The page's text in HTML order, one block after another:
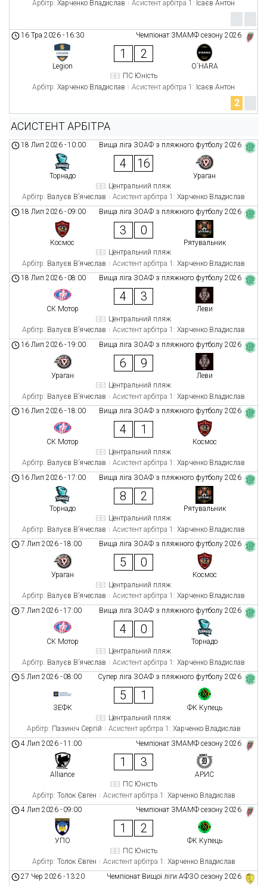
Арбітр: Харченко Владислав Асистент арбітра 1: Ісаєв Антон
Чемпіонат ЗМАМФ сезону 2026
16 Тра 2026 -16:30
Legion
1 2
O`HARA
ПС Юність
Арбітр: Харченко Владислав Асистент арбітра 1: Ісаєв Антон
2
АСИСТЕНТ АРБІТРА
Вища ліга ЗОАФ з пляжного футболу 2026
18 Лип 2026 -10:00
Торнадо
4 16
Ураган
Центральний пляж
Арбітр: Валуєв В’ячеслав Асистент арбітра 1: Харченко Владислав
Вища ліга ЗОАФ з пляжного футболу 2026
18 Лип 2026 - 09:00
Космос
3 0
Рятувальник
Центральний пляж
Арбітр: Валуєв В’ячеслав Асистент арбітра 1: Харченко Владислав
Вища ліга ЗОАФ з пляжного футболу 2026
18 Лип 2026 - 08:00
СК Мотор
4 3
Леви
Центральний пляж
Арбітр: Валуєв В’ячеслав Асистент арбітра 1: Харченко Владислав
Вища ліга ЗОАФ з пляжного футболу 2026
16 Лип 2026 -19:00
Ураган
6 9
Леви
Центральний пляж
Арбітр: Валуєв В’ячеслав Асистент арбітра 1: Харченко Владислав
Вища ліга ЗОАФ з пляжного футболу 2026
16 Лип 2026 -18:00
СК Мотор
4 1
Космос
Центральний пляж
Арбітр: Валуєв В’ячеслав Асистент арбітра 1: Харченко Владислав
Вища ліга ЗОАФ з пляжного футболу 2026
16 Лип 2026 -17:00
Торнадо
8 2
Рятувальник
Центральний пляж
Арбітр: Валуєв В’ячеслав Асистент арбітра 1: Харченко Владислав
Вища ліга ЗОАФ з пляжного футболу 2026
7 Лип 2026 -18:00
Ураган
5 0
Космос
Центральний пляж
Арбітр: Валуєв В’ячеслав Асистент арбітра 1: Харченко Владислав
Вища ліга ЗОАФ з пляжного футболу 2026
7 Лип 2026 -17:00
СК Мотор
4 0
Торнадо
Центральний пляж
Арбітр: Валуєв В’ячеслав Асистент арбітра 1: Харченко Владислав
Супер ліга ЗОАФ з пляжного футболу 2026
5 Лип 2026 - 08:00
ЗЕФК
5 1
ФК Купець
Центральний пляж
Арбітр: Пазиніч Сергій Асистент арбітра 1: Харченко Владислав
Чемпіонат ЗМАМФ сезону 2026
4 Лип 2026 -11:00
Alliance
1 3
АРИС
ПС Юність
Арбітр: Толок Євген Асистент арбітра 1: Харченко Владислав
Чемпіонат ЗМАМФ сезону 2026
4 Лип 2026 - 09:00
УПО
1 2
ФК Купець
ПС Юність
Арбітр: Толок Євген Асистент арбітра 1: Харченко Владислав
Чемпіонат Вищої ліги АФЗО сезону 2026
27 Чер 2026 -13:20